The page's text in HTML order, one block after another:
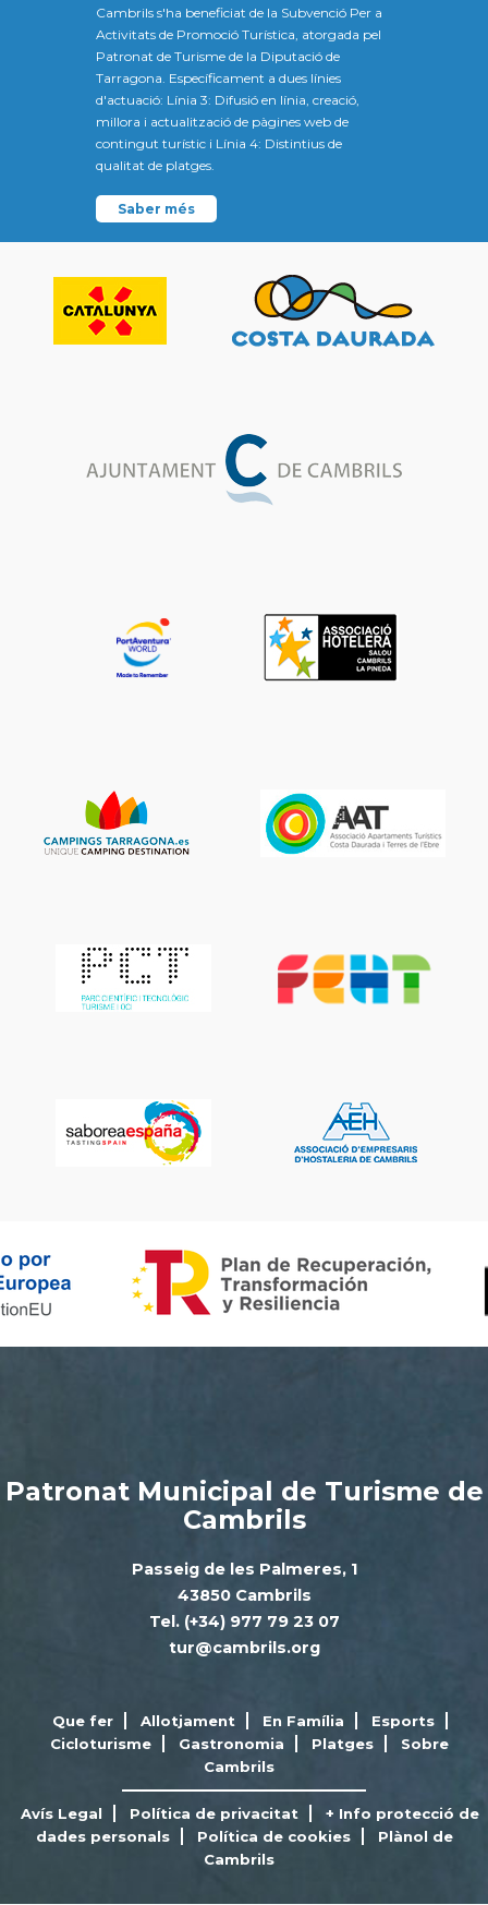
Cambrils s'ha beneficiat de la Subvenció Per a
Activitats de Promoció Turística, atorgada pel
Patronat de Turisme de la Diputació de
Tarragona. Específicament a dues línies
d'actuació: Línia 3: Difusió en línia, creació,
millora i actualització de pàgines web de
contingut turístic i Línia 4: Distintius de
qualitat de platges.
Saber més
Patronat Municipal de Turisme de
Cambrils
Passeig de les Palmeres, 1
43850 Cambrils
Tel. (+34) 977 79 23 07
tur@cambrils.org
Que fer Allotjament En Família
Esports
Cicloturisme
Gastronomia Platges
Sobre
Cambrils
Avís Legal Política de privacitat
+ Info protecció de
dades personals
Política de cookies
Plànol de
Cambrils